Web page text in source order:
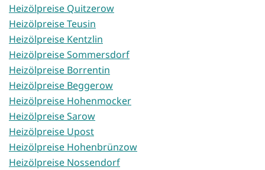
Heizölpreise Quitzerow
Heizölpreise Teusin
Heizölpreise Kentzlin
Heizölpreise Sommersdorf
Heizölpreise Borrentin
Heizölpreise Beggerow
Heizölpreise Hohenmocker
Heizölpreise Sarow
Heizölpreise Upost
Heizölpreise Hohenbrünzow
Heizölpreise Nossendorf